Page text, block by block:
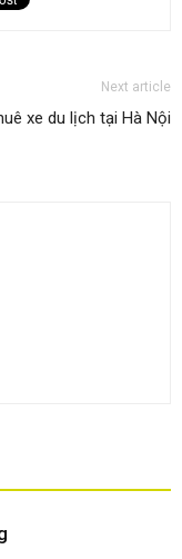
Next article
xe du lịch tại Hà Nội